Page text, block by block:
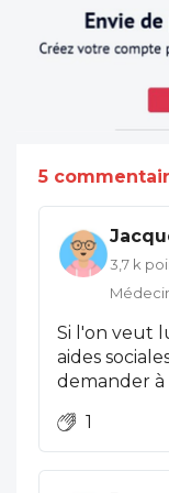
5
3,7 k
Si l'on veut
aides sociales : - il y a une piste
demander à
recouper les
1